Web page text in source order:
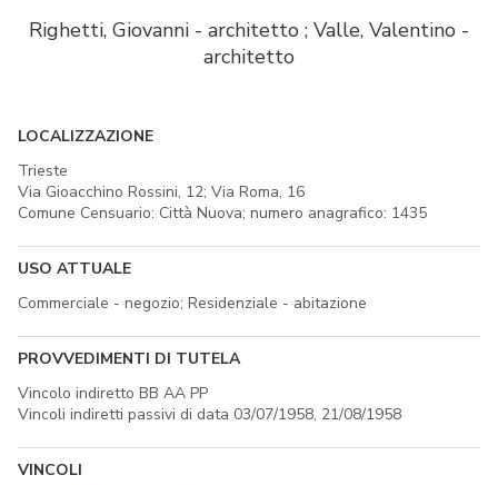
Righetti, Giovanni - architetto ; Valle, Valentino -
architetto
LOCALIZZAZIONE
Trieste
Via Gioacchino Rossini, 12; Via Roma, 16
Comune Censuario: Città Nuova; numero anagrafico: 1435
USO ATTUALE
Commerciale - negozio; Residenziale - abitazione
PROVVEDIMENTI DI TUTELA
Vincolo indiretto BB AA PP
Vincoli indiretti passivi di data 03/07/1958, 21/08/1958
VINCOLI